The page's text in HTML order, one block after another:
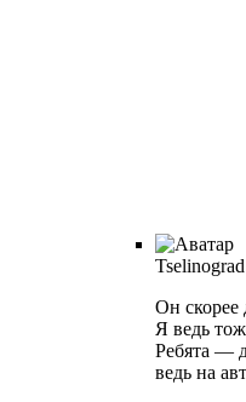
Tselinograd
Он скорее
Я ведь
Ребята —
ведь на